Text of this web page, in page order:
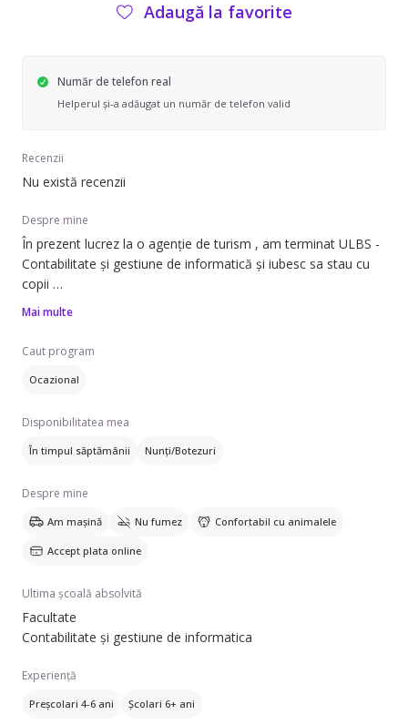
Adaugă la favorite
Număr de telefon real
Helperul și-a adăugat un număr de telefon valid
Recenzii
Nu există recenzii
Despre mine
În prezent lucrez la o agenție de turism , am terminat ULBS -
Contabilitate și gestiune de informatică și iubesc sa stau cu
copii
Am 21 de ani și consider ca pot sa dau in “mintea copiilor “
Pasiunea mea este gătitul , atât preparate dulci cât si sărate ,
deci pot ajuta atât in bucătărie cat si la curățenie.
Dacă dorești un ajutor de nădejde , nu ezita sa ne
Mai multe
Caut program
Ocazional
Disponibilitatea mea
În timpul săptămânii Nunți/Botezuri
Despre mine
Am mașină Nu fumez Confortabil cu animalele
Accept plata online
Ultima școală absolvită
Facultate
Contabilitate și gestiune de informatica
Experiență
Preșcolari 4-6 ani Școlari 6+ ani